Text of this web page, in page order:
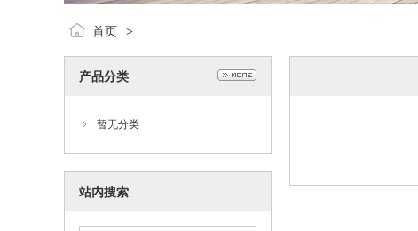
首页 >
产品分类
暂无分类
站内搜索